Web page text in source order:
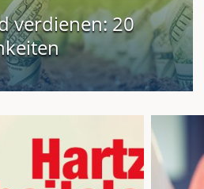
verdienen: 20